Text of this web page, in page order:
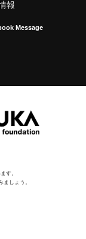
報
Message
す。
しょう。